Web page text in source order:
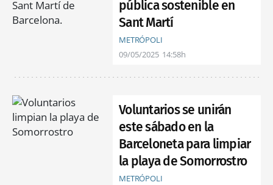
pública sostenible en
Sant Martí
METRÓPOLI
09/05/2025 14:58h
Voluntarios se unirán
este sábado en la
Barceloneta para limpiar
la playa de Somorrostro
METRÓPOLI